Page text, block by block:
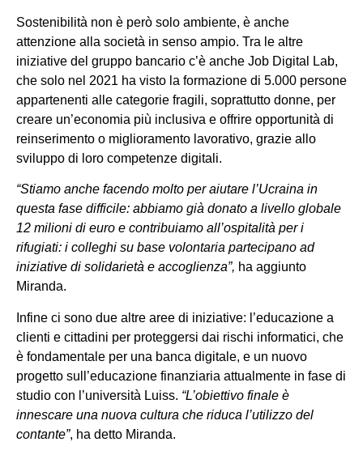
Sostenibilità non è però solo ambiente, è anche
attenzione alla società in senso ampio. Tra le altre
iniziative del gruppo bancario c’è anche Job Digital Lab,
che solo nel 2021 ha visto la formazione di 5.000 persone
appartenenti alle categorie fragili, soprattutto donne, per
creare un’economia più inclusiva e offrire opportunità di
reinserimento o miglioramento lavorativo, grazie allo
sviluppo di loro competenze digitali.
“Stiamo anche facendo molto per aiutare l’Ucraina in
questa fase difficile: abbiamo già donato a livello globale
12 milioni di euro e contribuiamo all’ospitalità per i
rifugiati: i colleghi su base volontaria partecipano ad
iniziative di solidarietà e accoglienza”, ha aggiunto
Miranda.
Infine ci sono due altre aree di iniziative: l’educazione a
clienti e cittadini per proteggersi dai rischi informatici, che
è fondamentale per una banca digitale, e un nuovo
progetto sull’educazione finanziaria attualmente in fase di
studio con l’università Luiss. “L’obiettivo finale è
innescare una nuova cultura che riduca l’utilizzo del
contante”, ha detto Miranda.